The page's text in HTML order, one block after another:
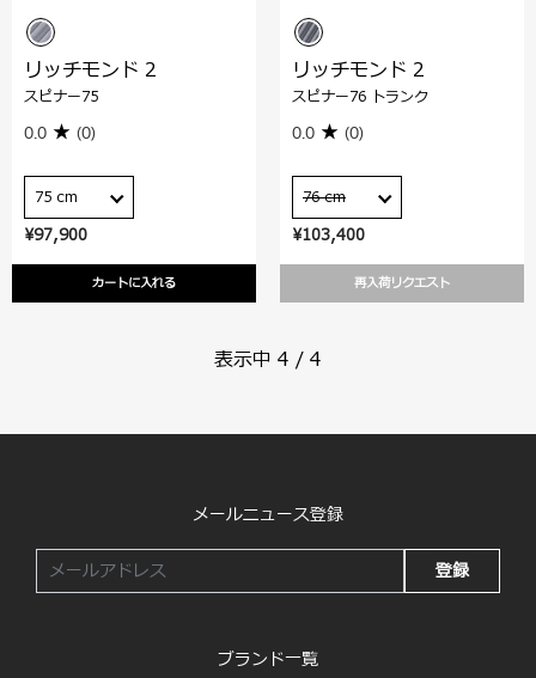
¥97,900
カートに入れる
リッチモンド 2
スピナー75
0.0 (0)
75 cm
¥103,400
再入荷リクエスト
リッチモンド 2
スピナー76 トランク
0.0 (0)
76 cm
表示中 4 / 4
メールニュース登録
登録
ブランド一覧